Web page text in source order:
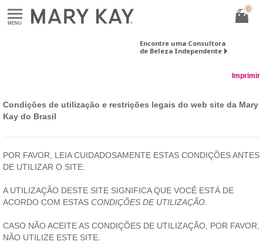
MENU
0
Encontre uma Consultora
de Beleza Independente
Imprimir
Condições de utilização e restrições legais do web site da Mary
Kay do Brasil
POR FAVOR, LEIA CUIDADOSAMENTE ESTAS CONDIÇÕES ANTES
DE UTILIZAR O SITE.
A UTILIZAÇÃO DESTE SITE SIGNIFICA QUE VOCÊ ESTÁ DE
ACORDO COM ESTAS CONDIÇÕES DE UTILIZAÇÃO.
CASO NÃO ACEITE AS CONDIÇÕES DE UTILIZAÇÃO, POR FAVOR,
NÃO UTILIZE ESTE SITE.